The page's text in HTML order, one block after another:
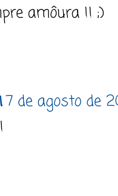
amôura !! ;)
7 de agosto de